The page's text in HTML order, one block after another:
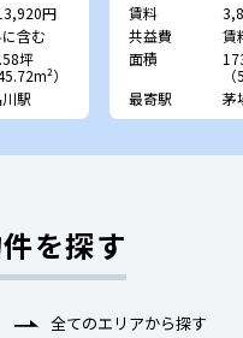
円
含む
坪
）
駅
賃料
共益費
賃
面積
最寄駅
茅
を探す
全てのエリアから探す